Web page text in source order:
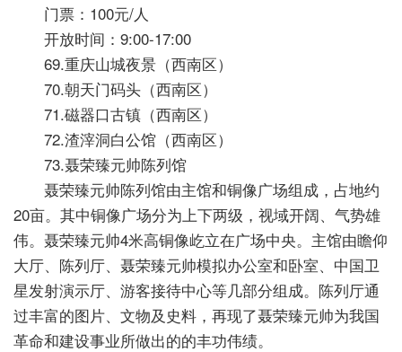
门票：100元/人
开放时间：9:00-17:00
69.重庆山城夜景（西南区）
70.朝天门码头（西南区）
71.磁器口古镇（西南区）
72.渣滓洞白公馆（西南区）
73.聂荣臻元帅陈列馆
聂荣臻元帅陈列馆由主馆和铜像广场组成，占地约
20亩。其中铜像广场分为上下两级，视域开阔、气势雄
伟。聂荣臻元帅4米高铜像屹立在广场中央。主馆由瞻仰
大厅、陈列厅、聂荣臻元帅模拟办公室和卧室、中国卫
星发射演示厅、游客接待中心等几部分组成。陈列厅通
过丰富的图片、文物及史料，再现了聂荣臻元帅为我国
革命和建设事业所做出的的丰功伟绩。